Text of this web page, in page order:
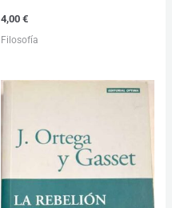
4,00 €
Filosofía